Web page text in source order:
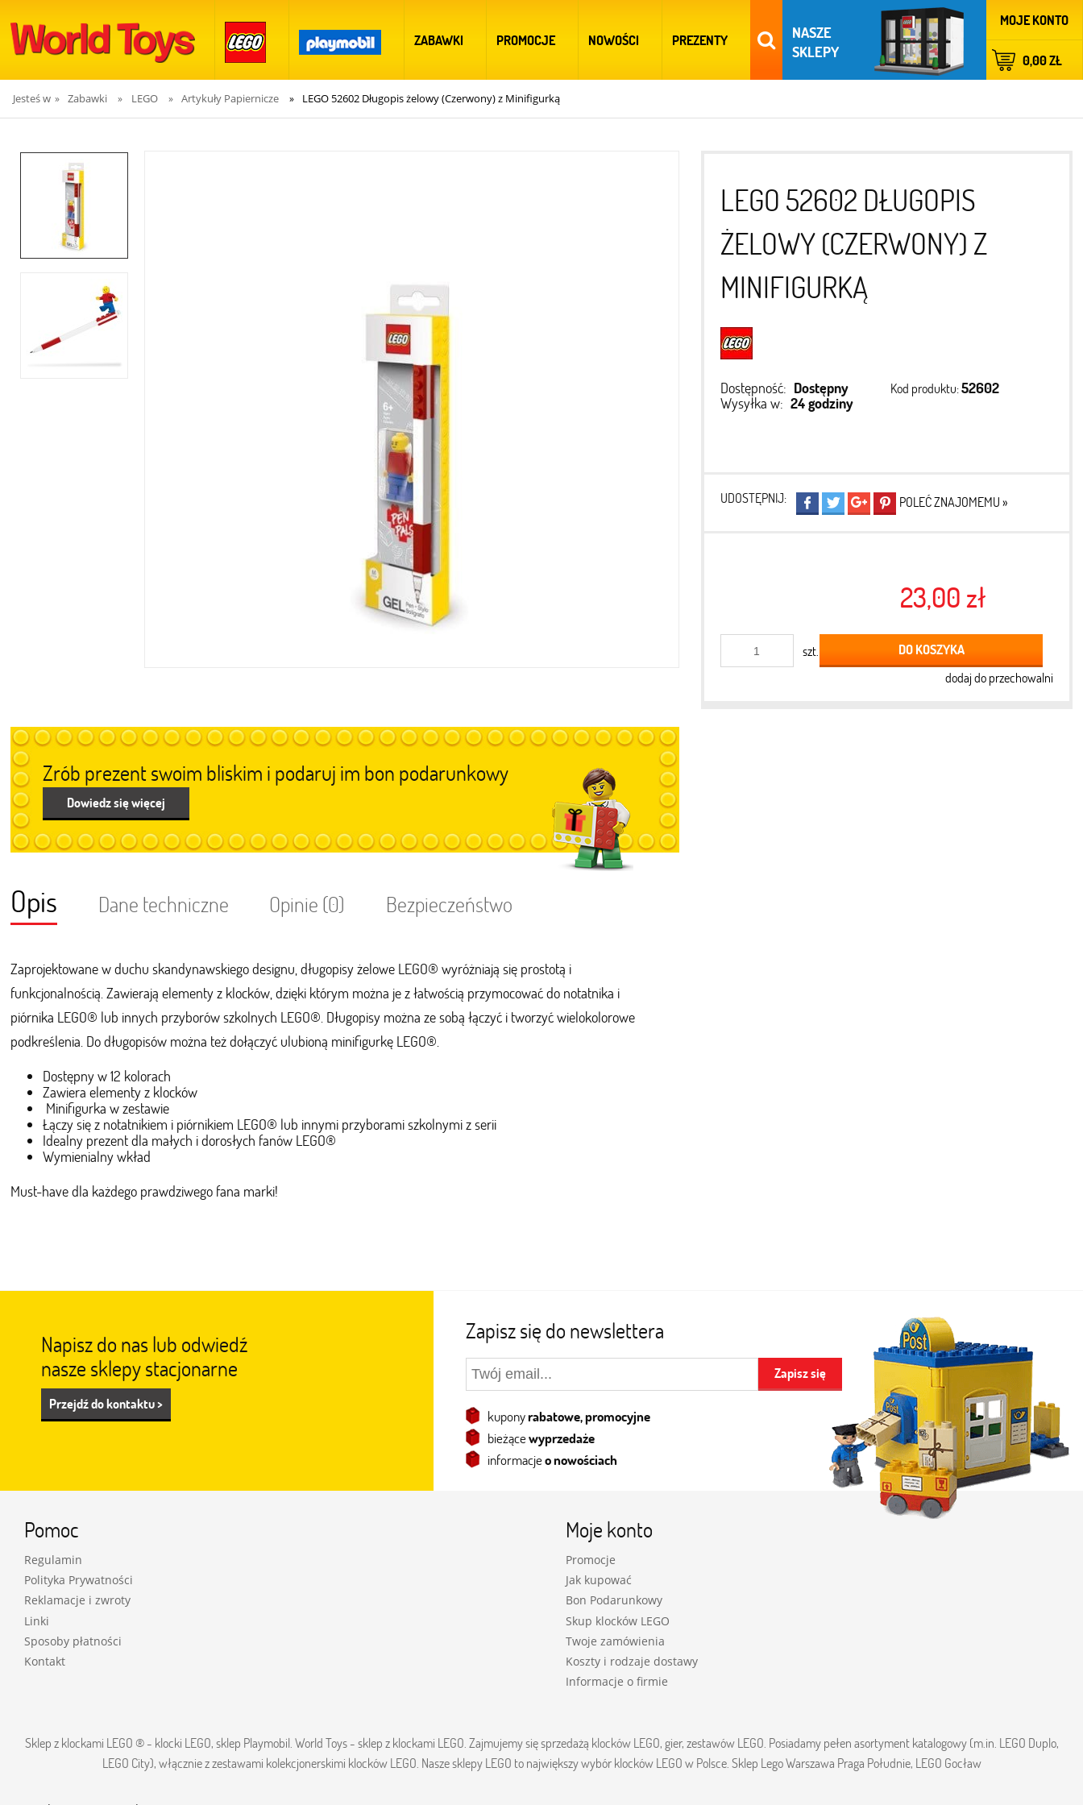
MOJE KONTO
0,00 ZŁ
NASZE
SKLEPY
ZABAWKI PROMOCJE NOWOŚCI PREZENTY
Jesteś w » Zabawki » LEGO » Artykuły Papiernicze » LEGO 52602 Długopis żelowy (Czerwony) z Minifigurką
Zrób prezent swoim bliskim i podaruj im bon podarunkowy
Dowiedz się więcej
LEGO 52602 DŁUGOPIS
ŻELOWY (CZERWONY) Z
MINIFIGURKĄ
Dostępność: Dostępny
Wysyłka w: 24 godziny
Kod produktu:52602
UDOSTĘPNIJ: POLEĆ ZNAJOMEMU »
23,00 zł
szt.
DO KOSZYKA
dodaj do przechowalni
Opis Dane techniczne Opinie (0) Bezpieczeństwo
Zaprojektowane w duchu skandynawskiego designu, długopisy żelowe LEGO® wyróżniają się prostotą i
funkcjonalnością. Zawierają elementy z klocków, dzięki którym można je z łatwością przymocować do notatnika i
piórnika LEGO® lub innych przyborów szkolnych LEGO®. Długopisy można ze sobą łączyć i tworzyć wielokolorowe
podkreślenia. Do długopisów można też dołączyć ulubioną minifigurkę LEGO®.
Dostępny w 12 kolorach
Zawiera elementy z klocków
Minifigurka w zestawie
Łączy się z notatnikiem i piórnikiem LEGO® lub innymi przyborami szkolnymi z serii
Idealny prezent dla małych i dorosłych fanów LEGO®
Wymienialny wkład
Must-have dla każdego prawdziwego fana marki!
Napisz do nas lub odwiedź
nasze sklepy stacjonarne
Przejdź do kontaktu >
Zapisz się do newslettera
Zapisz się
kuponyrabatowe, promocyjne
bieżącewyprzedaże
informacjeo nowościach
Pomoc
Regulamin
Polityka Prywatności
Reklamacje i zwroty
Linki
Sposoby płatności
Kontakt
Moje konto
Promocje
Jak kupować
Bon Podarunkowy
Skup klocków LEGO
Twoje zamówienia
Koszty i rodzaje dostawy
Informacje o firmie
Sklep z klockami LEGO ® - klocki LEGO, sklep Playmobil. World Toys - sklep z klockami LEGO. Zajmujemy się sprzedażą klocków LEGO, gier, zestawów LEGO. Posiadamy pełen asortyment katalogowy (m.in. LEGO Duplo,
LEGO City), włącznie z zestawami kolekcjonerskimi klocków LEGO. Nasze sklepy LEGO to największy wybór klocków LEGO w Polsce. Sklep Lego Warszawa Praga Południe, LEGO Gocław